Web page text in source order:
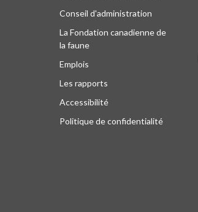
Conseil d'administration
La Fondation canadienne de
la faune
Emplois
Les rapports
Accessibilité
Politique de confidentialité